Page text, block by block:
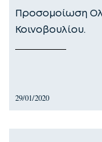
Προσομοίωση
Κοινοβουλίου.
29/01/2020